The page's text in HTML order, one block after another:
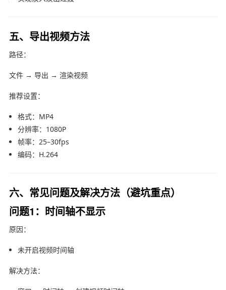
五、导出视频方法
路径：
文件 → 导出 → 渲染视频
推荐设置：
格式：MP4
分辨率：1080P
帧率：25–30fps
编码：H.264
六、常见问题及解决方法（避坑重点）
问题1：时间轴不显示
原因：
未开启视频时间轴
解决方法：